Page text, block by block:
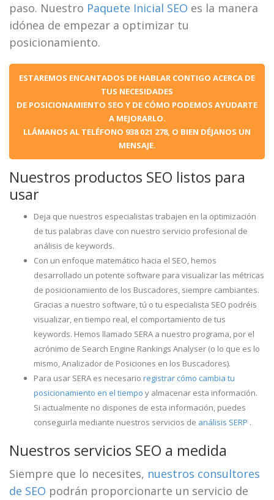
paso. Nuestro Paquete Inicial SEO es la manera
idónea de empezar a optimizar tu
posicionamiento.
ESTAREMOS ENCANTADOS DE HABLAR CONTIGO ACERCA DE
TUS NECESIDADES
DE POSICIONAMIENTO SEO Y DE CÓMO PODEMOS AYUDARTE
A MEJORARLO.
LLÁMANOS AL TELÉFONO 938 021 278, O BIEN DÉJANOS UN
MENSAJE.
Nuestros productos SEO listos para
usar
Deja que nuestros especialistas trabajen en la optimización
de tus palabras clave con nuestro servicio profesional de
análisis de keywords.
Con un enfoque matemático hacia el SEO, hemos
desarrollado un potente software para visualizar las métricas
de posicionamiento de los Buscadores, siempre cambiantes.
Gracias a nuestro software, tú o tu especialista SEO podréis
visualizar, en tiempo real, el comportamiento de tus
keywords. Hemos llamado SERA a nuestro programa, por el
acrónimo de Search Engine Rankings Analyser (o lo que es lo
mismo, Analizador de Posiciones en los Buscadores).
Para usar SERA es necesario registrar cómo cambia tu
posicionamiento en el tiempo y almacenar esta información.
Si actualmente no dispones de esta información, puedes
conseguirla mediante nuestros servicios de análisis SERP .
Nuestros servicios SEO a medida
Siempre que lo necesites, nuestros consultores
de SEO podrán proporcionarte un servicio de